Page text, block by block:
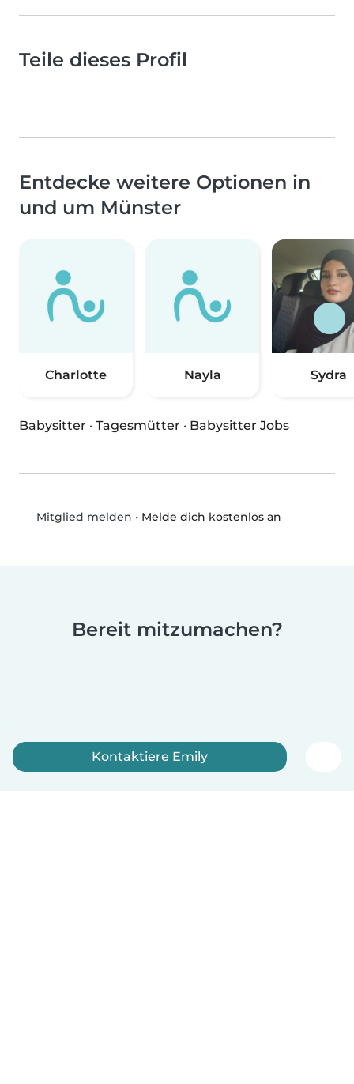
Teile dieses Profil
Entdecke weitere Optionen in
und um Münster
Charlotte Nayla Sydra
Babysitter · Tagesmütter · Babysitter Jobs
Mitglied melden • Melde dich kostenlos an
Bereit mitzumachen?
Kontaktiere Emily